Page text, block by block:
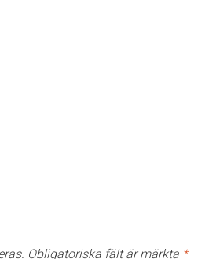
Obligatoriska fält är märkta *